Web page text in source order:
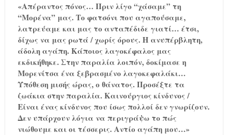
«Απέραντος πόνος… Πριν λίγο “χάσαμε” τη
“Μορένα” μας. Το φατσόνι που αγαπούσαμε,
λατρεύαμε και μας το ανταπέδιδε γιατί… έτσι,
δίχως να μας ρωτά / χωρίς όρους. Η ανυπέρβλητη,
άδολη αγάπη. Κάποιος λαγοκέφαλος μας
εκδικήθηκε. Στην παραλία λοιπόν, δοκίμασε η
Μορενίτσα ένα ξεβρασμένο λαγοκεφαλάκι…
Υπόθεση μισής ώρας, ο θάνατος. Προσέξτε τα
ζωάκια στην παραλία. Καινούργιος κίνδυνος /
Είναι ένας κίνδυνος που ίσως πολλοί δεν γνωρίζουν.
Δεν υπάρχουν λόγια να περιγράψω το πώς
νιώθουμε και οι τέσσερις. Αντίο αγάπη μου…»